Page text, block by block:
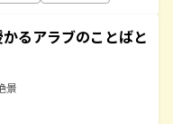
るアラブのことばと
景